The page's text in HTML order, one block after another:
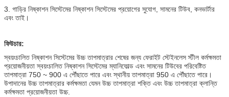
3. গাড়ির নিষ্কাশন সিস্টেমের নিষ্কাশন সিস্টেমের প্রয়োগের সুযোগ, সামনের টিউব, কনভার্টার
এবং তাই।
ফিউচার:
স্বয়ংচালিত নিষ্কাশন সিস্টেমের উচ্চ তাপমাত্রার শেষের জন্য ফেরাইট স্টেইনলেস স্টীল কর্মক্ষমতা
প্রয়োজনীয়তা স্বয়ংচালিত নিষ্কাশন সিস্টেমের ম্যানিফোল্ড এবং সামনের টিউবের পরিবেষ্টিত
তাপমাত্রা 750 ~ 900 এ পৌঁছাতে পারে এবং স্থানীয় তাপমাত্রা 950 এ পৌঁছাতে পারে।
উপাদানের উচ্চ তাপমাত্রার কর্মক্ষমতা যেমন উচ্চ তাপমাত্রা শক্তি এবং উচ্চ তাপমাত্রা ক্লান্তি
কর্মক্ষমতা প্রয়োজনীয়তা উচ্চ.